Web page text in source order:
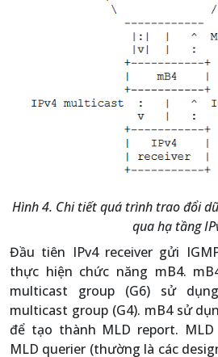
Hình 4. Chi tiết quá trình trao đổi
qua hạ tầng
Đầu tiên IPv4 receiver gửi
thực hiện chức năng mB4.
multicast group (G6) sử
multicast group (G4). mB4 sử
để tạo thành MLD report.
MLD querier (thường là các